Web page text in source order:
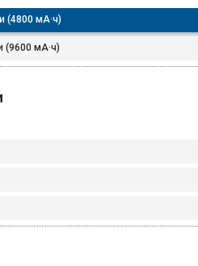
(4800 мА·ч)
(9600 мА·ч)